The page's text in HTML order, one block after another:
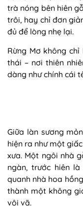
trà nóng bên hiên
trôi, hay chỉ đơn
đủ để lòng nhẹ lại.
Rừng Mơ không
thái – nơi thiên
dàng như chính cái
Giữa làn sương
hiện ra như một
xưa. Một ngôi nhà
ngàn, trước hiên
quanh nhà hoa
thành một không
vội vã.